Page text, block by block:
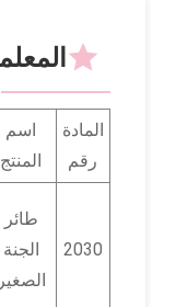
المادة
رقم
اسم
المنتج
2030
طائر
الجنة
الصغير